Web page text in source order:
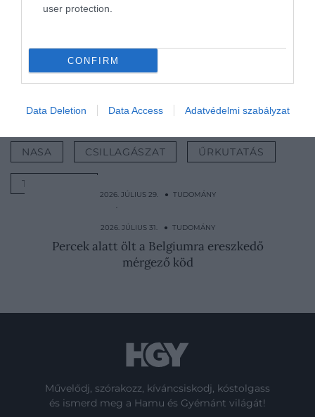
user protection.
CONFIRM
Data Deletion Data Access Adatvédelmi szabályzat
Nyitókép:A Maisie-galaxis, ahogy a James Webb
látta/ NASA/STScI/CEERS/TACC/The University of
at Austin/S. Finkelstein/M. Bagley
JAMES WEBB
NASA CSILLAGÁSZAT ŰRKUTATÁS
TUDOMÁNY
2026. JÚLIUS 29. ● TUDOMÁNY
5 demenciára utaló jel, amit érdemes
komolyan venni
2026. JÚLIUS 31. ● TUDOMÁNY
Percek alatt ölt a Belgiumra ereszkedő
mérgező köd
Művelődj, szórakozz, kíváncsiskodj, kóstolgass
és ismerd meg a Hamu és Gyémánt világát!